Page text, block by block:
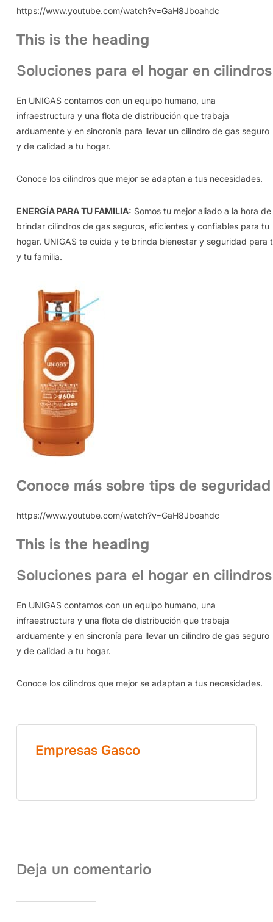
https://www.youtube.com/watch?v=GaH8Jboahdc
This is the heading
Soluciones para el hogar en cilindros
En UNIGAS contamos con un equipo humano, una
infraestructura y una flota de distribución que trabaja
arduamente y en sincronía para llevar un cilindro de gas seguro
y de calidad a tu hogar.
Conoce los cilindros que mejor se adaptan a tus necesidades.
ENERGÍA PARA TU FAMILIA: Somos tu mejor aliado a la hora de
brindar cilindros de gas seguros, eficientes y confiables para tu
hogar. UNIGAS te cuida y te brinda bienestar y seguridad para
y tu familia.
Conoce más sobre tips de seguridad
https://www.youtube.com/watch?v=GaH8Jboahdc
This is the heading
Soluciones para el hogar en cilindros
En UNIGAS contamos con un equipo humano, una
infraestructura y una flota de distribución que trabaja
arduamente y en sincronía para llevar un cilindro de gas seguro
y de calidad a tu hogar.
Conoce los cilindros que mejor se adaptan a tus necesidades.
Empresas Gasco
Deja un comentario